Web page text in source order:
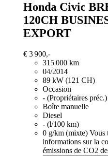
Honda Civic
120CH
EXPORT
€ 3 900,-
315 000 km
04/2014
89 kW (121 CH)
Occasion
- (Propriétaires préc.)
Boîte manuelle
Diesel
- (l/100 km)
0 g/km (mixte) Vous
informations sur la
émissions de CO2